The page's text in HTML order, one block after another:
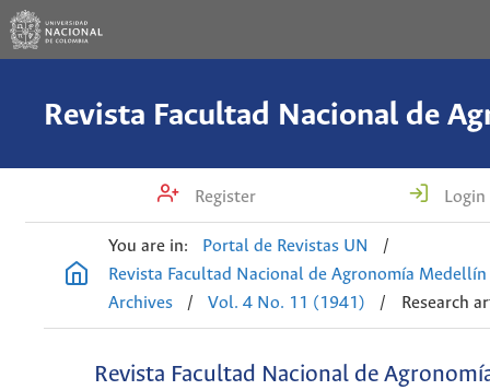
Register Login
You are in: Portal de Revistas UN
/
Revista Facultad Nacional de Agronomía Medellín
Archives
/ Vol. 4 No. 11 (1941) / Research
Revista Facultad Nacional de